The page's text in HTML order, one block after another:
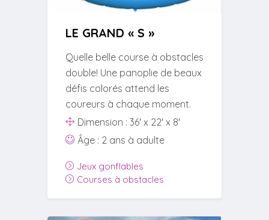
LE GRAND « S »
Quelle belle course à obstacles
double! Une panoplie de beaux
défis colorés attend les
coureurs à chaque moment.
Dimension : 36' x 22' x 8'
Âge : 2 ans à adulte
Jeux gonflables
Courses à obstacles